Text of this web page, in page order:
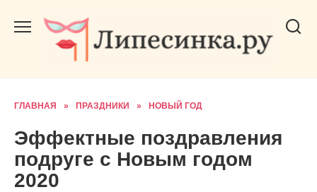
содержанию
ГЛАВНАЯ » ПРАЗДНИКИ » НОВЫЙ ГОД
Эффектные поздравления
подруге с Новым годом
2020